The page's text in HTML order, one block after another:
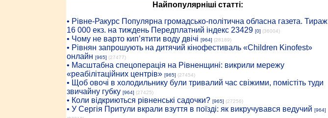
Найпопулярніші статті:
• Рiвне-Ракурс Популярна громадсько-політична обласна газета. Тираж
16 000 екз. на тиждень Передплатний індекс 23429 [0] (36004)
• Чому не варто кип’ятити воду двічі [964] (28189)
• Рівнян запрошують на дитячий кінофестиваль «Children Kinofest»
онлайн [965] (27477)
• Масштабна спецоперація на Рівненщині: викрили мережу
«реабілітаційних центрів» [965] (27454)
• Щоб овочі в холодильнику були тривалий час свіжими, помістіть туди
звичайну губку [964] (27425)
• Коли відкриються рівненські садочки? [965] (27256)
• У Сергія Притули вкрали взуття в поїзді: як викручувався ведучий [964]